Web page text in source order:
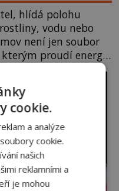
hlídá polohu
vodu nebo
není jen soubor
proudí energie
jak se v
ve staré Číně
cookie.
a analýze
cookie.
našich
reklamními a
je mohou